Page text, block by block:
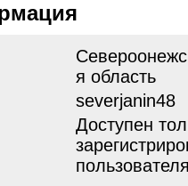
я область
severjanin48
Доступен